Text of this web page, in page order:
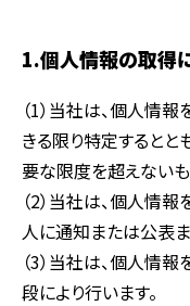
1.個人情報の取得
（1）当社は、個人情
きる限り特定すると
要な限度を超えないも
（2）当社は、個人情
人に通知または公表
（3）当社は、個人情
段により行います。